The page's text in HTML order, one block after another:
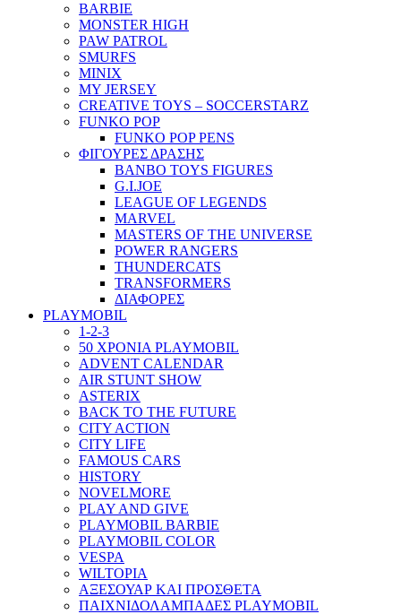
BARBIE
MONSTER HIGH
PAW PATROL
SMURFS
MINIX
MY JERSEY
CREATIVE TOYS – SOCCERSTARZ
FUNKO POP
FUNKO POP PENS
ΦΙΓΟΥΡΕΣ ΔΡΑΣΗΣ
BANBO TOYS FIGURES
G.I.JOE
LEAGUE OF LEGENDS
MARVEL
MASTERS OF THE UNIVERSE
POWER RANGERS
THUNDERCATS
TRANSFORMERS
ΔΙΑΦΟΡΕΣ
PLAYMOBIL
1-2-3
50 ΧΡΟΝΙΑ PLAYMOBIL
ADVENT CALENDAR
AIR STUNT SHOW
ASTERIX
BACK TO THE FUTURE
CITY ACTION
CITY LIFE
FAMOUS CARS
HISTORY
NOVELMORE
PLAY AND GIVE
PLAYMOBIL BARBIE
PLAYMOBIL COLOR
VESPA
WILTOPIA
ΑΞΕΣΟΥΑΡ ΚΑΙ ΠΡΟΣΘΕΤΑ
ΠΑΙΧΝΙΔΟΛΑΜΠΑΔΕΣ PLAYMOBIL